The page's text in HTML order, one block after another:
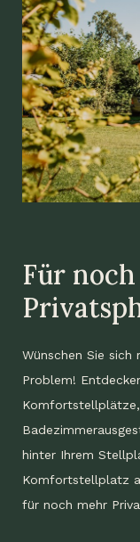
Für
Wünschen Sie sich
Problem!
Badezimmer
hinter Ihrem
Komfortstellplatz
für noch mehr